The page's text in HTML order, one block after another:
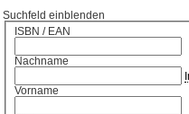
Suchfeld einblenden
ISBN / EAN
Nachname
Vorname